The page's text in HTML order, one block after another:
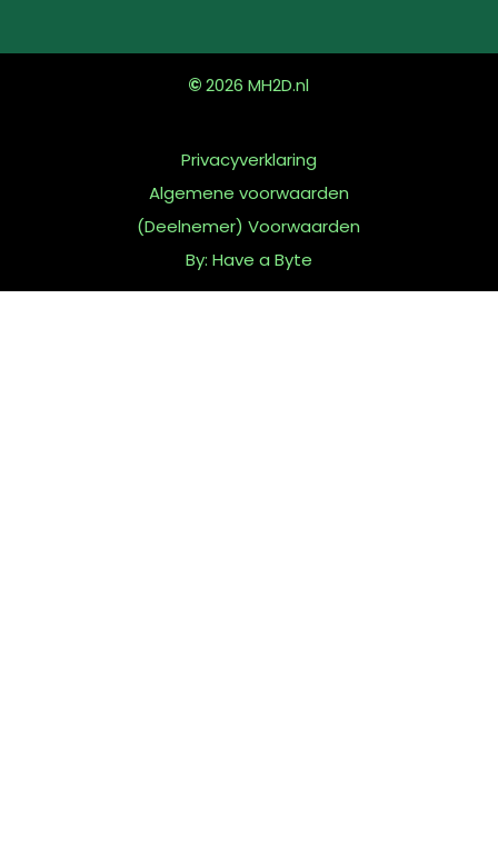
©2026 MH2D.nl
Privacyverklaring
Algemene voorwaarden
(Deelnemer) Voorwaarden
By: Have a Byte